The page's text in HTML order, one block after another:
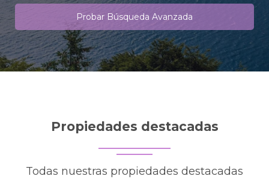
Probar Búsqueda Avanzada
Propiedades destacadas
Todas nuestras propiedades destacadas